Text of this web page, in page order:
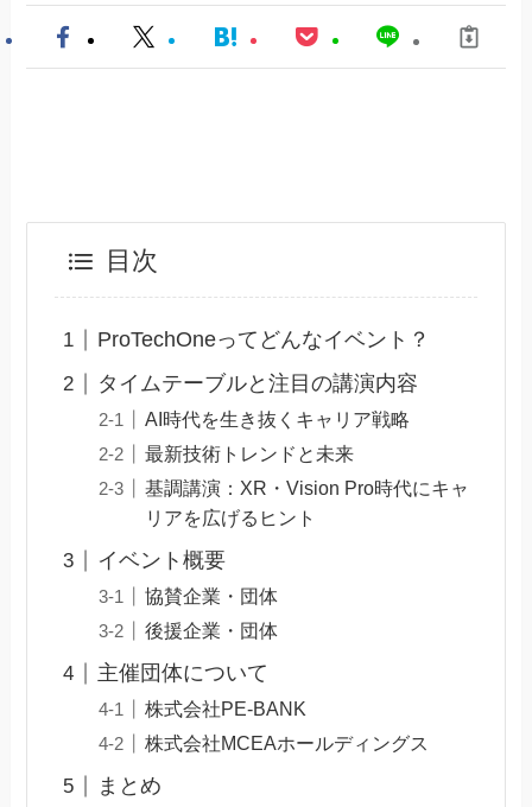
目次
ProTechOneってどんなイベント？
タイムテーブルと注目の講演内容
AI時代を生き抜くキャリア戦略
最新技術トレンドと未来
基調講演：XR・Vision Pro時代にキャ
リアを広げるヒント
イベント概要
協賛企業・団体
後援企業・団体
主催団体について
株式会社PE-BANK
株式会社MCEAホールディングス
まとめ